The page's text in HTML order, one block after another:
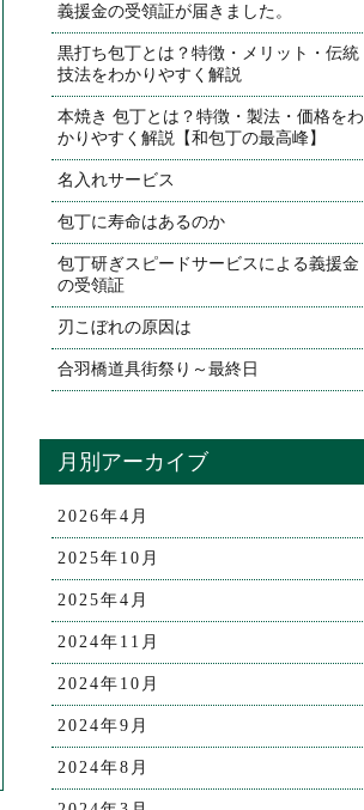
義援金の受領証が届きました。
黒打ち包丁とは？特徴・メリット・伝統
技法をわかりやすく解説
本焼き 包丁とは？特徴・製法・価格をわ
かりやすく解説【和包丁の最高峰】
名入れサービス
包丁に寿命はあるのか
包丁研ぎスピードサービスによる義援金
の受領証
刃こぼれの原因は
合羽橋道具街祭り～最終日
月別アーカイブ
2026年4月
2025年10月
2025年4月
2024年11月
2024年10月
2024年9月
2024年8月